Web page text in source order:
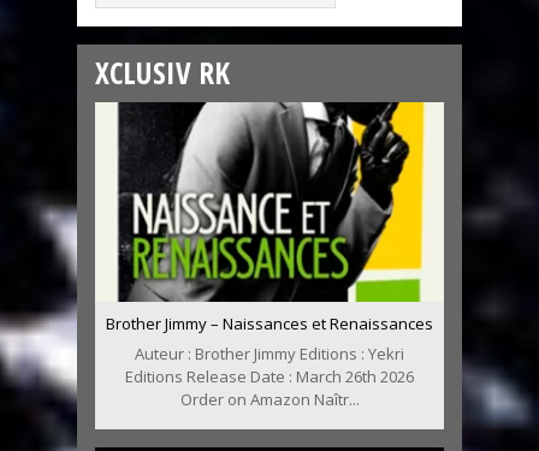
XCLUSIV RK
Brother Jimmy – Naissances et Renaissances
Auteur : Brother Jimmy Editions : Yekri
Editions Release Date : March 26th 2026
Order on Amazon Naîtr...